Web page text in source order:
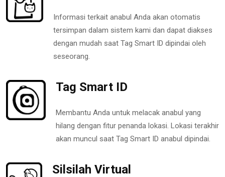
Informasi terkait anabul Anda akan otomatis
tersimpan dalam sistem kami dan dapat diakses
dengan mudah saat Tag Smart ID dipindai oleh
seseorang.
Tag Smart ID
Membantu Anda untuk melacak anabul yang
hilang dengan fitur penanda lokasi. Lokasi terakhir
akan muncul saat Tag Smart ID anabul dipindai.
Silsilah Virtual